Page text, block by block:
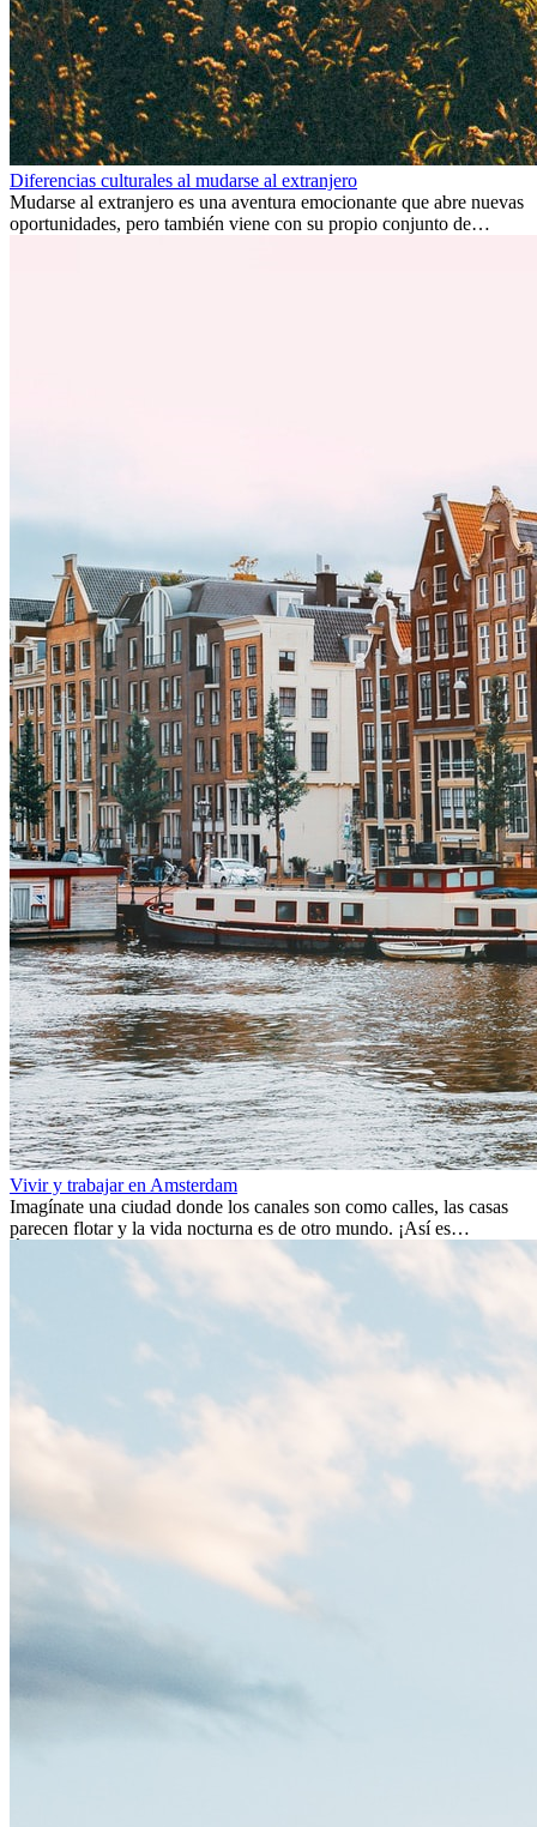
Diferencias culturales al mudarse al extranjero
Mudarse al extranjero es una aventura emocionante que abre nuevas
oportunidades, pero también viene con su propio conjunto de
Vivir y trabajar en Amsterdam
Imagínate una ciudad donde los canales son como calles, las casas
parecen flotar y la vida nocturna es de otro mundo. ¡Así es
Ámsterdam! Esta ciudad holandesa, ubicada en el oeste de Europa,
es un verdadero crisol de culturas. Con más de 800.000 habitantes,
entre ellos un montón de extranjeros, aquí encontrarás de todo:
desde tradiciones milenarias hasta las últimas tendencias.